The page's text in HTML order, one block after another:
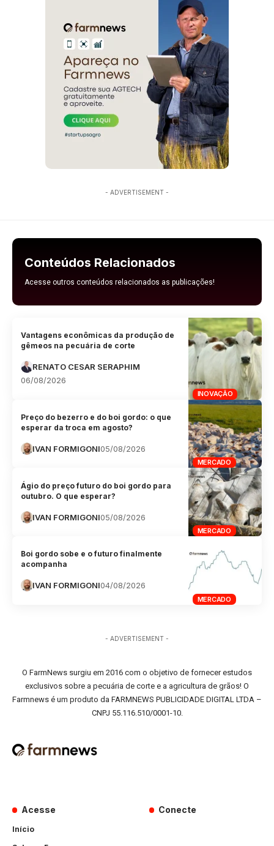
- ADVERTISEMENT -
Conteúdos Relacionados
Acesse outros conteúdos relacionados as publicações!
INOVAÇÃO
Vantagens econômicas da produção de
gêmeos na pecuária de corte
RENATO CESAR SERAPHIM
06/08/2026
MERCADO
Preço do bezerro e do boi gordo: o que
esperar da troca em agosto?
IVAN FORMIGONI05/08/2026
MERCADO
Ágio do preço futuro do boi gordo para
outubro. O que esperar?
IVAN FORMIGONI05/08/2026
MERCADO
Boi gordo sobe e o futuro finalmente
acompanha
IVAN FORMIGONI04/08/2026
- ADVERTISEMENT -
O FarmNews surgiu em 2016 com o objetivo de fornecer estudos
exclusivos sobre a pecuária de corte e a agricultura de grãos! O
Farmnews é um produto da FARMNEWS PUBLICIDADE DIGITAL LTDA –
CNPJ 55.116.510/0001-10.
Acesse
Início
Conecte